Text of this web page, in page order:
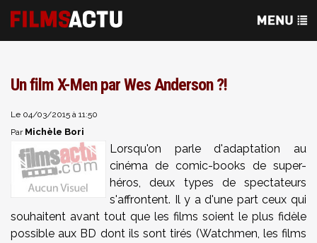
Un film X-Men par Wes Anderson ?!
Le 04/03/2015 à 11:50
Par Michèle Bori
Lorsqu'on parle d'adaptation au
cinéma de comic-books de super-
héros, deux types de spectateurs
s'affrontent. Il y a d'une part ceux qui
souhaitent avant tout que les films soient le plus fidèle
possible aux BD dont ils sont tirés (Watchmen, les films